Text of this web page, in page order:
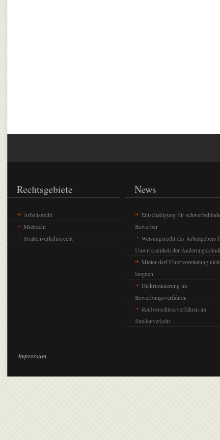
Rechtsgebiete
Arbeitsrecht
Mietrecht
Straßenverkehrsrecht
News
Entschädigung für
Bewerber
Weisungsrecht des Arbeitgebers
Unwirksamkeit der
Mieter darf Untervermietung
leugnen
Diskriminierung im
Bewerbungsverfahren
Reißverschlussverfahren im
Straßenverkehr
Impressum